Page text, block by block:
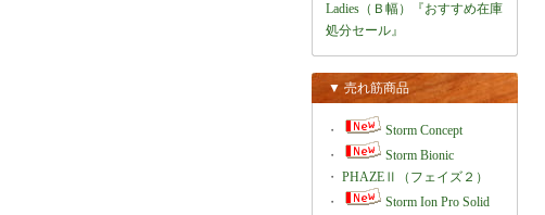
Ladies（Ｂ幅）『おすすめ在庫
処分セール』
▼ 売れ筋商品
・
Storm Concept
・
Storm Bionic
・ PHAZEⅡ（フェイズ２）
・
Storm Ion Pro Solid